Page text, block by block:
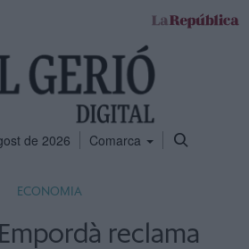
de 2026 Comarca
ECONOMIA
reclama